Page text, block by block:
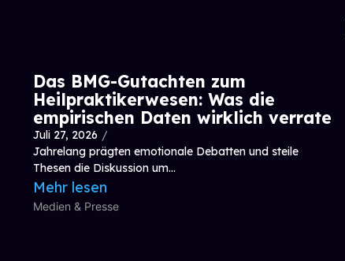
Das BMG-Gutachten zum
Heilpraktikerwesen: Was die
empirischen Daten wirklich verrate
Juli 27, 2026 /
Jahrelang prägten emotionale Debatten und steile
Thesen die Diskussion um...
Mehr lesen
Medien & Presse